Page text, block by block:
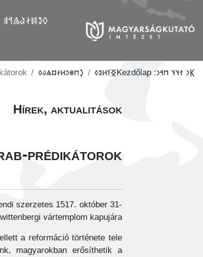
𐲓𐲉𐲯𐲇𐲟𐲖𐲀𐲠
𐲞𐳙 𐳐𐳦𐳦 𐳮𐳀𐳙:
Kezdőlap
‮𐲏𐳑𐳢𐳉𐳓
‮𐲋𐳮𐳌𐳛𐳢𐳇𐳪𐳖𐳜𐳓
Hírek, aktualitások
prédikátorok
szerzetes 1517. október 31-
vártemplom kapujára.
a reformáció története tele
magyarokban erősíthetik a